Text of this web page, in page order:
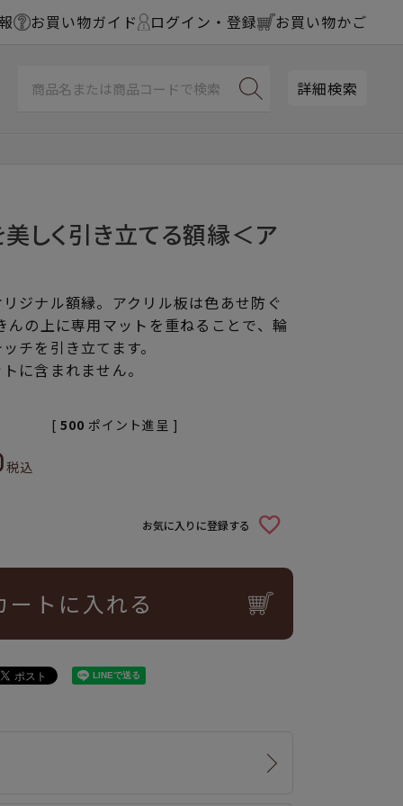
お買い物ガイド ログイン・登録 お買い物かご
詳細検索
しく引き立てる額縁＜ア
ジナル額縁。アクリル板は色あせ防ぐ
んの上に専用マットを重ねることで、輪
チを引き立てます。
に含まれません。
税込
[ 500 ポイント進呈 ]
お気に入りに登録する
ートに入れる